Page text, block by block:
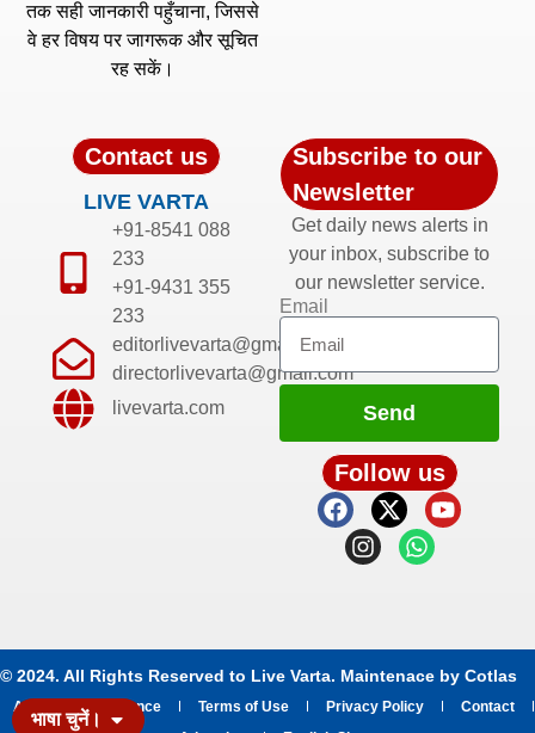
भाषा चुनें।
तक सही जानकारी पहुँचाना, जिससे
वे हर विषय पर जागरूक और सूचित
रह सकें।
Contact us
LIVE VARTA
+91-8541 088
233
+91-9431 355
233
editorlivevarta@gmail.com
directorlivevarta@gmail.com
livevarta.com
Subscribe to our
Newsletter
Get daily news alerts in
your inbox, subscribe to
our newsletter service.
Email
Send
Follow us
© 2024. All Rights Reserved to Live Varta. Maintenace by Cotlas
About Grievance Terms of Use Privacy Policy
Contact